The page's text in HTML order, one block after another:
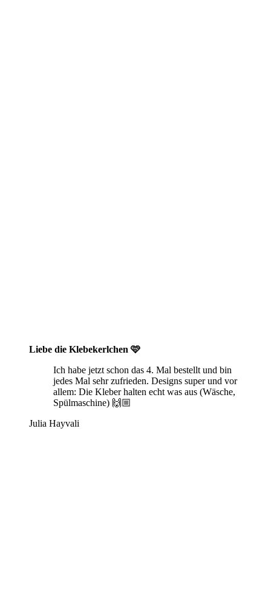
Liebe die Klebekerlchen 🩷
Ich habe jetzt schon das 4. Mal bestellt und bin
jedes Mal sehr zufrieden. Designs super und vor
allem: Die Kleber halten echt was aus (Wäsche,
Spülmaschine) 🙌🏼
Julia Hayvali